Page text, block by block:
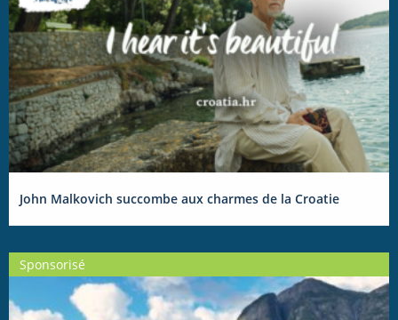
John Malkovich succombe aux charmes de la Croatie
Sponsorisé